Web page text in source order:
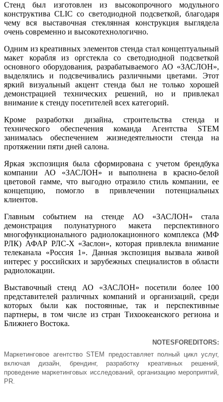
Стенд был изготовлен из высокопрочного модульного
конструктива CLIC со светодиодной подсветкой, благодаря
чему вся выставочная стеклянная конструкция выглядела
очень современно и высокотехнологично.
Одним из креативных элементов стенда стал концептуальный
макет корабля из оргстекла со светодиодной подсветкой
основного оборудования, разрабатываемого АО «ЗАСЛОН»,
выделялись и подсвечивались различными цветами. Этот
яркий визуальный акцент стенда был не только хорошей
демонстрацией технических решений, но и привлекал
внимание к стенду посетителей всех категорий.
Кроме разработки дизайна, строительства стенда и
технического обеспечения команда Агентства STEM
занималась обеспечением жизнедеятельности стенда на
протяжении пяти дней салона.
Яркая экспозиция была сформирована с учетом брендбука
компании АО «ЗАСЛОН» и выполнена в красно-белой
цветовой гамме, что выгодно отразило стиль компании, ее
концепцию, помогло в привлечении потенциальных
клиентов.
Главным событием на стенде АО «ЗАСЛОН» стала
демонстрация полунатурного макета перспективного
многофункционального радиолокационного комплекса (МФ
РЛК) АФАР РЛС-Х «Заслон», которая привлекла внимание
телеканала «Россия 1». Данная экспозиция вызвала живой
интерес у российских и зарубежных специалистов в области
радиолокации.
Выставочный стенд АО «ЗАСЛОН» посетили более 100
представителей различных компаний и организаций, среди
которых были как постоянные, так и перспективные
партнеры, в том числе из стран Тихоокеанского региона и
Ближнего Востока.
NOTES FOREDITORS:
Маркетинговое агентство STEM
предоставляет полный цикл услуг,
включая дизайн, брендинг, разработку креативных решений,
проведение маркетинговых исследований, организацию мероприятий,
PR.